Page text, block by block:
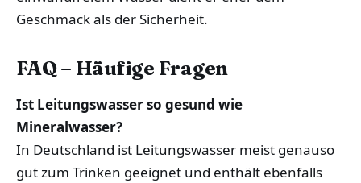
Geschmack als der Sicherheit.
FAQ – Häufige Fragen
Ist Leitungswasser so gesund wie
Mineralwasser?
In Deutschland ist Leitungswasser meist genauso
gut zum Trinken geeignet und enthält ebenfalls